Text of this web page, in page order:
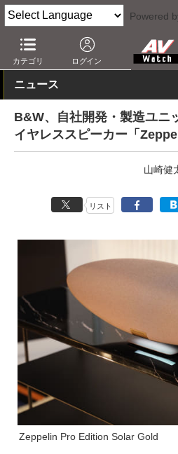
Powered
カテゴリ ログイン
AV Watch 製品 Bluetoothスピーカ
ニュース
B&W、自社開発・製造ユニ
イヤレススピーカー「
山崎健
リスト
Zeppelin Pro Edition Solar Gold